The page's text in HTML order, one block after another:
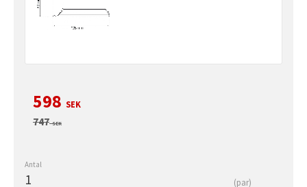
Nedsatt pris:
598 SEK
Ordinarie pris:
747SEK
Antal
par